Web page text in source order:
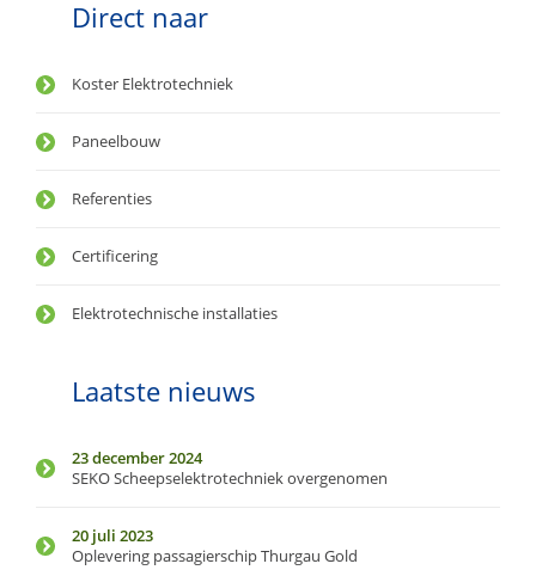
Direct naar
Koster Elektrotechniek
Paneelbouw
Referenties
Certificering
Elektrotechnische installaties
Laatste nieuws
23 december 2024
SEKO Scheepselektrotechniek overgenomen
20 juli 2023
Oplevering passagierschip Thurgau Gold